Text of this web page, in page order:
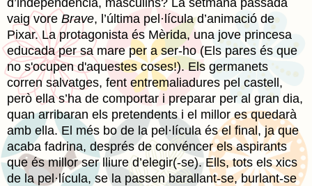
vaig vore Brave, l’última pel·lícula d’animació de
Pixar. La protagonista és Mèrida, una jove princesa
educada per sa mare per a ser-ho (Els pares és que
no s'ocupen d'aquestes coses!). Els germanets
corren salvatges, fent entremaliadures pel castell,
però ella s’ha de comportar i preparar per al gran dia,
quan arribaran els pretendents i el millor es quedarà
amb ella. El més bo de la pel·lícula és el final, ja que
acaba fadrina, després de convéncer els aspirants
que és millor ser lliure d’elegir(-se). Ells, tots els xics
de la pel·lícula, se la passen barallant-se, burlant-se